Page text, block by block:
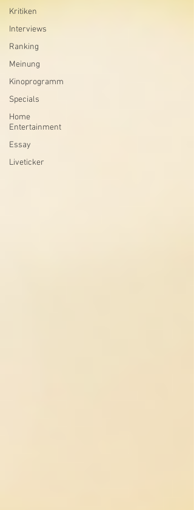
Kritiken
Interviews
Ranking
Meinung
Kinoprogramm
Specials
Home
Entertainment
Essay
Liveticker